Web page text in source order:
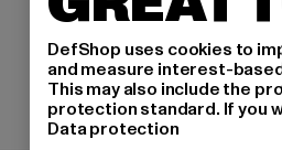
DefShop uses cookies to
and measure interest-
This may also include the
protection standard. If you
Data protection